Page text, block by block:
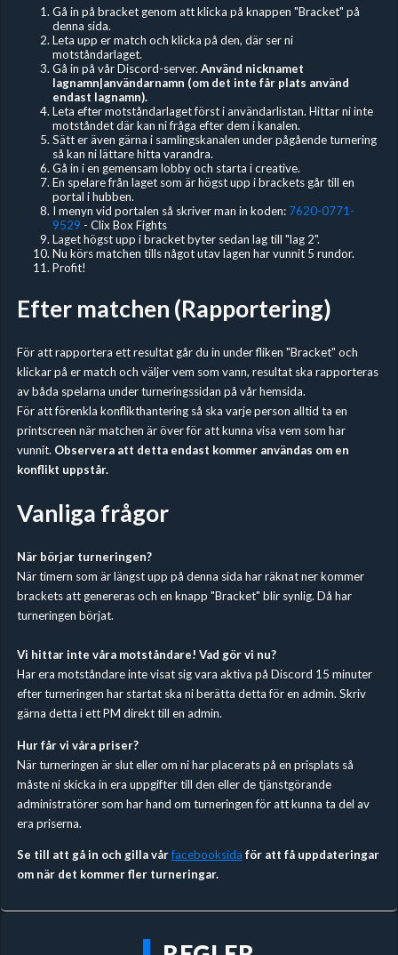
Gå in på bracket genom att klicka på knappen "Bracket" på
denna sida.
Leta upp er match och klicka på den, där ser ni
motståndarlaget.
Gå in på vår Discord-server.Använd nicknamet
lagnamn|användarnamn (om det inte får plats använd
endast lagnamn).
Leta efter motståndarlaget först i användarlistan. Hittar ni inte
motståndet där kan ni fråga efter dem i kanalen.
Sätt er även gärna i samlingskanalen under pågående turnering
så kan ni lättare hitta varandra.
Gå in i en gemensam lobby och starta i creative.
En spelare från laget som är högst upp i brackets går till en
portal i hubben.
I menyn vid portalen så skriver man in koden: 7620-0771-
9529 - Clix Box Fights
Laget högst upp i bracket byter sedan lag till "lag 2".
Nu körs matchen tills något utav lagen har vunnit 5 rundor.
Profit!
Efter matchen (Rapportering)
För att rapportera ett resultat går du in under fliken "Bracket" och
klickar på er match och väljer vem som vann, resultat ska rapporteras
av båda spelarna under turneringssidan på vår hemsida.
För att förenkla konflikthantering så ska varje person alltid ta en
printscreen när matchen är över för att kunna visa vem som har
vunnit. Observera att detta endast kommer användas om en
konflikt uppstår.
Vanliga frågor
När börjar turneringen?
När timern som är längst upp på denna sida har räknat ner kommer
brackets att genereras och en knapp "Bracket" blir synlig. Då har
turneringen börjat.
Vi hittar inte våra motståndare! Vad gör vi nu?
Har era motståndare inte visat sig vara aktiva på Discord 15 minuter
efter turneringen har startat ska ni berätta detta för en admin. Skriv
gärna detta i ett PM direkt till en admin.
Hur får vi våra priser?
När turneringen är slut eller om ni har placerats på en prisplats så
måste ni skicka in era uppgifter till den eller de tjänstgörande
administratörer som har hand om turneringen för att kunna ta del av
era priserna.
Se till att gå in och gilla vårfacebooksida för att få uppdateringar
om när det kommer fler turneringar.